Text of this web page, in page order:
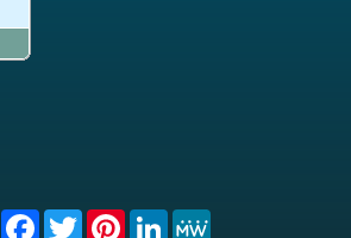
Share FacebookTwitterPinterest
LinkedIn